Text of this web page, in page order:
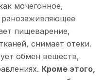
мочегонное,
ранозаживляющее
пищеварение,
снимает отеки.
обмен веществ,
Кроме этого,